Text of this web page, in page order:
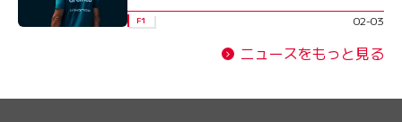
F1 02-03
ニュースをもっと見る